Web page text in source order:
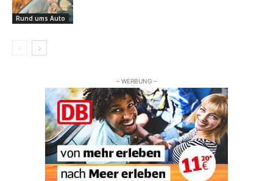
Rund ums Auto
– WERBUNG –